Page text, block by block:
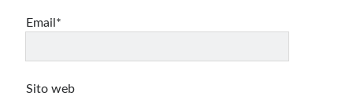
Email*
Sito web